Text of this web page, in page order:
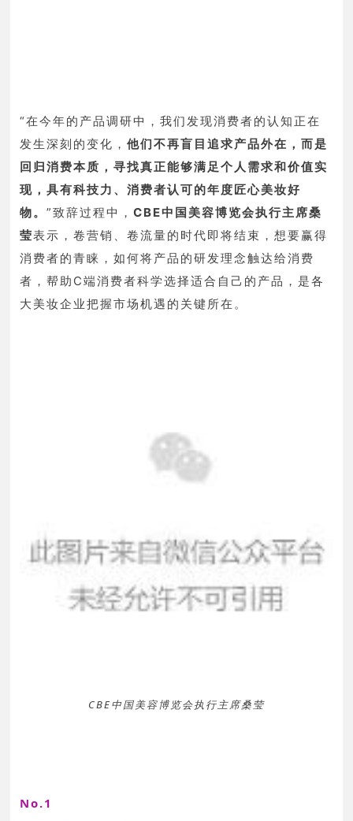
“在今年的产品调研中，我们发现消费者的认知正在
发生深刻的变化，他们不再盲目追求产品外在，而是
回归消费本质，寻找真正能够满足个人需求和价值实
现，具有科技力、消费者认可的年度匠心美妆好
物。”致辞过程中，CBE中国美容博览会执行主席桑
莹表示，卷营销、卷流量的时代即将结束，想要赢得
消费者的青睐，如何将产品的研发理念触达给消费
者，帮助C端消费者科学选择适合自己的产品，是各
大美妆企业把握市场机遇的关键所在 。
CBE中国美容博览会执行主席桑莹
No.1